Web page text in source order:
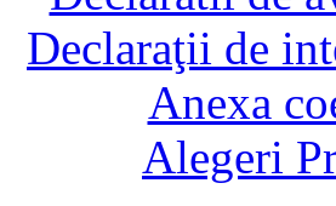
Declaraţii de
Anexa
Alegeri